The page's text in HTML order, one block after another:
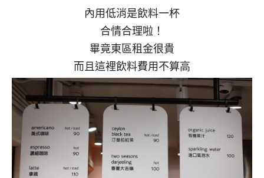
內用低消是飲料一杯
合情合理啦！
畢竟東區租金很貴
而且這裡飲料費用不算高